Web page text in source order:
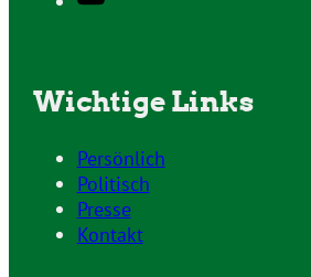
Wichtige Links
Persönlich
Politisch
Presse
Kontakt